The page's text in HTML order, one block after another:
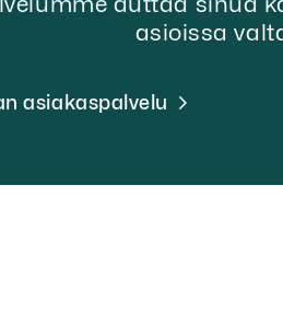
asioissa
asiakaspalvelu